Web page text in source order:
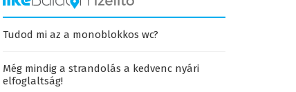
Tudod mi az a monoblokkos wc?
Még mindig a strandolás a kedvenc nyári
elfoglaltság!